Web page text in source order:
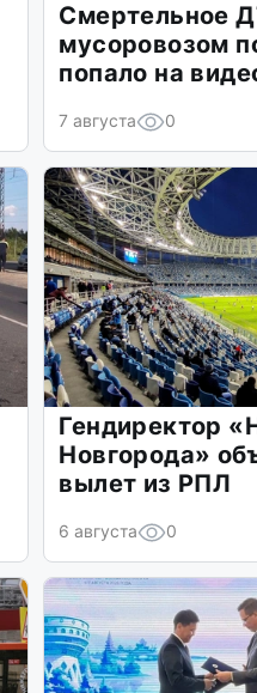
Смертельное
мусоровозом
попало на
7 августа 0
Гендиректор
Новгорода»
вылет из РПЛ
6 августа 0